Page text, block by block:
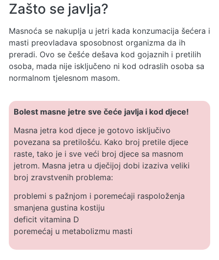
Zašto se javlja?
Masnoća se nakuplja u jetri kada konzumacija šećera i
masti preovladava sposobnost organizma da ih
preradi. Ovo se češće dešava kod gojaznih i pretilih
osoba, mada nije isključeno ni kod odraslih osoba sa
normalnom tjelesnom masom.
Bolest masne jetre sve čeće javlja i kod djece!
Masna jetra kod djece je gotovo isključivo
povezana sa pretilošću. Kako broj pretile djece
raste, tako je i sve veći broj djece sa masnom
jetrom. Masna jetra u dječijoj dobi izaziva veliki
broj zravstvenih problema:
problemi s pažnjom i poremećaji raspoloženja
smanjena gustina kostiju
deficit vitamina D
poremećaj u metabolizmu masti